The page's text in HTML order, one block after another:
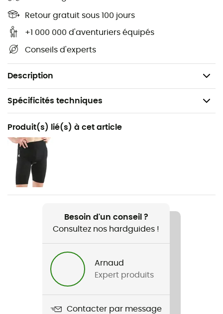
Retour gratuit sous 100 jours
+1 000 000 d'aventuriers équipés
Conseils d'experts
Description
indémaillable
Encolure ras-du-cou
Poids : 200 g
Spécificités techniques
Recommandé pour
Genre
Homme
Poids
Nom du produit
Hgr Jersey SS
Imperméabilité
Produit(s) lié(s) à cet article
Besoin d'un conseil ?
Consultez nos hardguides !
Arnaud
Expert produits
Contacter par message